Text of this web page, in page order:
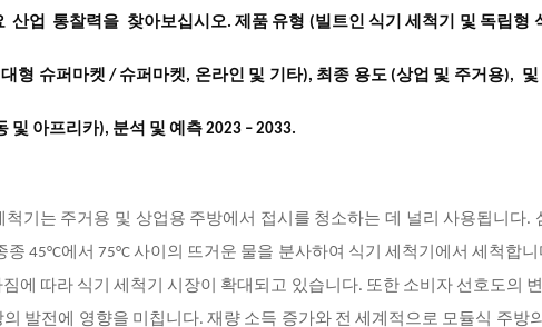
산업 통찰력을 찾아보십시오. 제품 유형 (빌트인 식기 세척기 및 독립형
형 슈퍼마켓 / 슈퍼마켓, 온라인 및 기타), 최종 용도 (상업 및 주거용), 및
및 아프리카), 분석 및 예측 2023 – 2033.
기는 주거용 및 상업용 주방에서 접시를 청소하는 데 널리 사용됩니다.
45°C에서 75°C 사이의 뜨거운 물을 분사하여 식기 세척기에서 세척합
에 따라 식기 세척기 시장이 확대되고 있습니다. 또한 소비자 선호도의
발전에 영향을 미칩니다. 재량 소득 증가와 전 세계적으로 모듈식 주방